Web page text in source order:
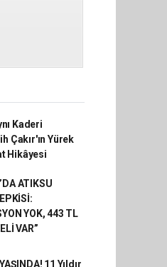
Kaderi
Çakır'ın Yürek
Hikâyesi
ATIKSU
YOK, 443 TL
VAR”
11 Yıldır